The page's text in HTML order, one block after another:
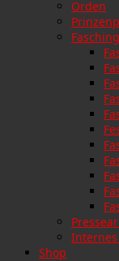
Orden
Shop